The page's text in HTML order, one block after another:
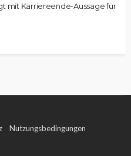
mit Karriereende-Aussage für
Nutzungsbedingungen